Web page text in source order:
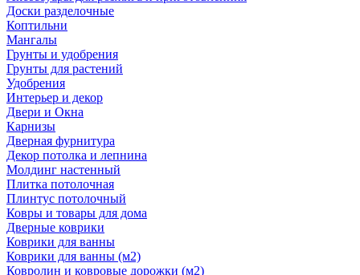
Доски разделочные
Коптильни
Мангалы
Грунты и удобрения
Грунты для растений
Удобрения
Интерьер и декор
Двери и Окна
Карнизы
Дверная фурнитура
Декор потолка и лепнина
Молдинг настенный
Плитка потолочная
Плинтус потолочный
Ковры и товары для дома
Дверные коврики
Коврики для ванны
Коврики для ванны (м2)
Ковролин и ковровые дорожки (м2)